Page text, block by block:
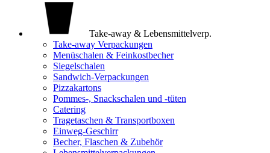
Take-away & Lebensmittelverp.
Take-away Verpackungen
Menüschalen & Feinkostbecher
Siegelschalen
Sandwich-Verpackungen
Pizzakartons
Pommes-, Snackschalen und -tüten
Catering
Tragetaschen & Transportboxen
Einweg-Geschirr
Becher, Flaschen & Zubehör